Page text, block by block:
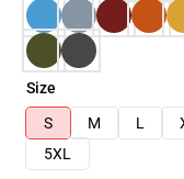
Size
S
M L
5XL